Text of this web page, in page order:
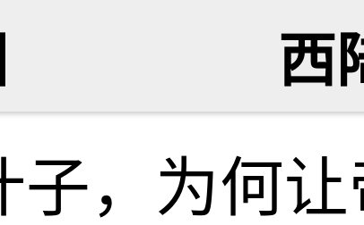
西
子，为何